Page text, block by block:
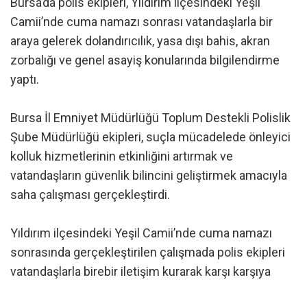
Camii’nde cuma namazı sonrası vatandaşlarla bir
araya gelerek dolandırıcılık, yasa dışı bahis, akran
zorbalığı ve genel asayiş konularında bilgilendirme
yaptı.
Bursa İl Emniyet Müdürlüğü Toplum Destekli Polislik
Şube Müdürlüğü ekipleri, suçla mücadelede önleyici
kolluk hizmetlerinin etkinliğini artırmak ve
vatandaşların güvenlik bilincini geliştirmek amacıyla
saha çalışması gerçekleştirdi.
Yıldırım ilçesindeki Yeşil Camii’nde cuma namazı
sonrasında gerçekleştirilen çalışmada polis ekipleri
vatandaşlarla birebir iletişim kurarak karşı karşıya